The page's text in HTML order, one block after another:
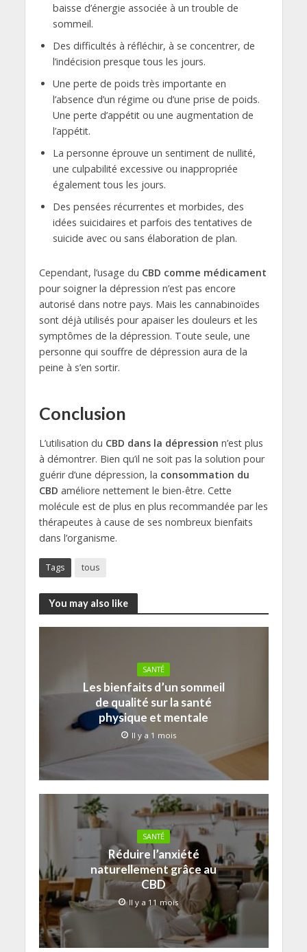
baisse d’énergie associée à un trouble de
sommeil.
Des difficultés à réfléchir, à se concentrer, de
l’indécision presque tous les jours.
Une perte de poids très importante en
l’absence d’un régime ou d’une prise de poids.
Une perte d’appétit ou une augmentation de
l’appétit.
La personne éprouve un sentiment de nullité,
une culpabilité excessive ou inappropriée
également tous les jours.
Des pensées récurrentes et morbides, des
idées suicidaires et parfois des tentatives de
suicide avec ou sans élaboration de plan.
Cependant, l’usage du CBD comme médicament
pour soigner la dépression n’est pas encore
autorisé dans notre pays. Mais les cannabinoïdes
sont déjà utilisés pour apaiser les douleurs et les
symptômes de la dépression. Toute seule, une
personne qui souffre de dépression aura de la
peine à s’en sortir.
Conclusion
L’utilisation du CBD dans la dépression n’est plus
à démontrer. Bien qu’il ne soit pas la solution pour
guérir d’une dépression, la consommation du
CBD améliore nettement le bien-être. Cette
molécule est de plus en plus recommandée par les
thérapeutes à cause de ses nombreux bienfaits
dans l’organisme.
Tags tous
You may also like
SANTÉ
Les bienfaits d’un sommeil
de qualité sur la santé
physique et mentale
Il y a 1 mois
SANTÉ
Réduire l’anxiété
naturellement grâce au
CBD
Il y a 11 mois